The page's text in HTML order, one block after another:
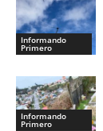
Informando
Primero
Informando
Primero